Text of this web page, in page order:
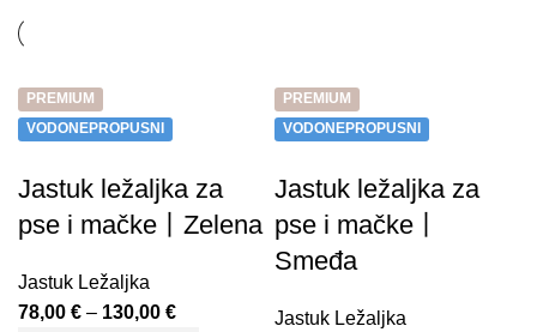
PREMIUM
VODONEPROPUSNI
Jastuk ležaljka za
pse i mačke丨Zelena
Jastuk Ležaljka
78,00 € – 130,00 €
PREMIUM
VODONEPROPUSNI
Jastuk ležaljka za
pse i mačke丨
Smeđa
Jastuk Ležaljka